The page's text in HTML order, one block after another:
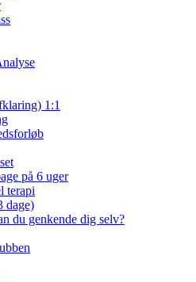
1:1
på 6 uger
terapi
dage)
du genkende dig selv?